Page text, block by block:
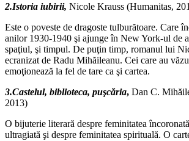
2.Istoria iubirii, Nicole Krauss (Humanitas,
Este o poveste de dragoste tulburătoare. Care
anilor 1930-1940 şi ajunge în New York-ul de
spaţiul, şi timpul. De puţin timp, romanul lui
ecranizat de Radu Mihăileanu. Cei care au
emoţionează la fel de tare ca şi cartea.
3.Castelul, biblioteca, puşcăria, Dan C.
2013)
O bijuterie literară despre feminitatea
ultragiată şi despre feminitatea spirituală. O